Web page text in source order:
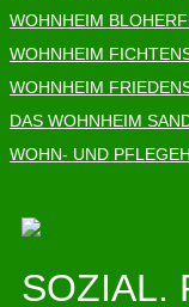
WOHNHEIM
WOHNHEIM
WOHNHEIM
DAS WOHNHEIM
WOHN- UND
SOZIAL.